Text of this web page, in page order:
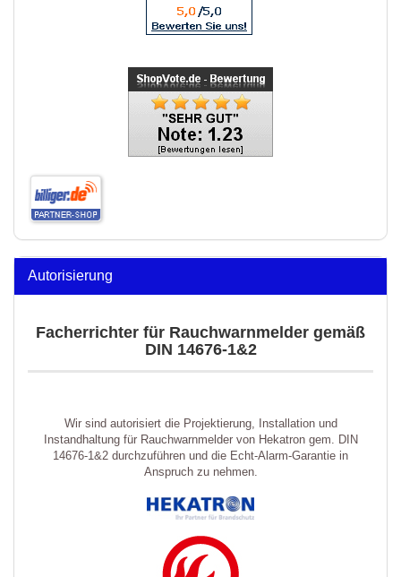
Autorisierung
Facherrichter für Rauchwarnmelder gemäß
DIN 14676-1&2
Wir sind autorisiert die Projektierung, Installation und
Instandhaltung für Rauchwarnmelder von Hekatron gem. DIN
14676-1&2 durchzuführen und die Echt-Alarm-Garantie in
Anspruch zu nehmen.